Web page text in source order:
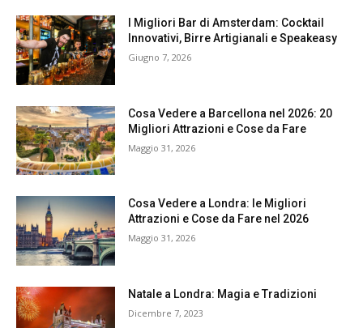
I Migliori Bar di Amsterdam: Cocktail
Innovativi, Birre Artigianali e Speakeasy
Giugno 7, 2026
Cosa Vedere a Barcellona nel 2026: 20
Migliori Attrazioni e Cose da Fare
Maggio 31, 2026
Cosa Vedere a Londra: le Migliori
Attrazioni e Cose da Fare nel 2026
Maggio 31, 2026
Natale a Londra: Magia e Tradizioni
Dicembre 7, 2023